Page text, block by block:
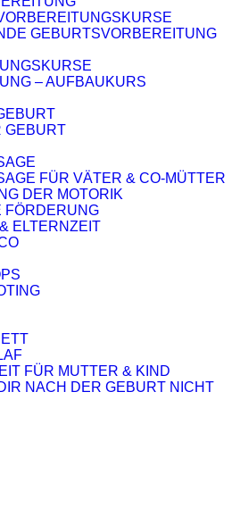
GEBURTSVORBEREITUNG
– AUFBAUKURS
GEBURT
FÜR VÄTER & CO-MÜTTER
DER MOTORIK
FÖRDERUNG
ELTERNZEIT
FÜR MUTTER & KIND
NACH DER GEBURT NICHT